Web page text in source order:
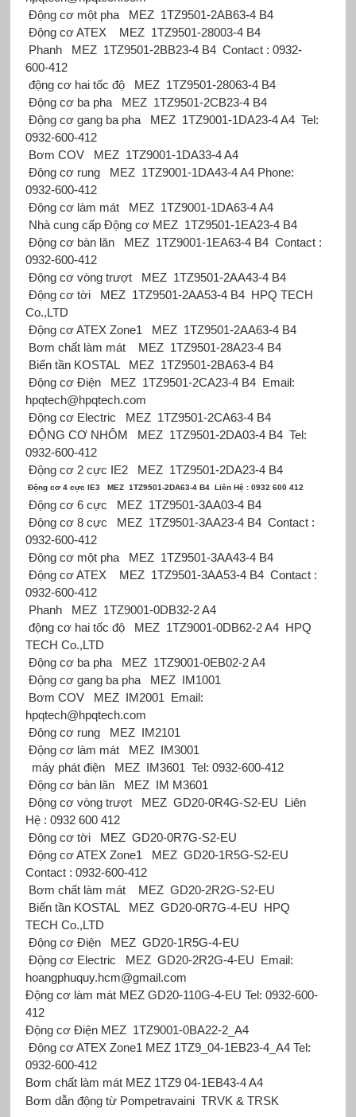
Động cơ một pha
MEZ 1TZ9501-2AB63-4 B4
Động cơ ATEX
MEZ 1TZ9501-28003-4 B4
Phanh
MEZ 1TZ9501-2BB23-4 B4 Contact : 0932-
600-412
động cơ hai tốc độ
MEZ 1TZ9501-28063-4 B4
Động cơ ba pha
MEZ 1TZ9501-2CB23-4 B4
Động cơ gang ba pha
MEZ 1TZ9001-1DA23-4 A4 Tel:
0932-600-412
Bơm COV
MEZ 1TZ9001-1DA33-4 A4
Động cơ rung
MEZ 1TZ9001-1DA43-4 A4 Phone:
0932-600-412
Động cơ làm mát
MEZ 1TZ9001-1DA63-4 A4
Nhà cung cấp Động cơ MEZ 1TZ9501-1EA23-4 B4
Động cơ bàn lăn
MEZ 1TZ9001-1EA63-4 B4 Contact :
0932-600-412
Động cơ vòng trượt
MEZ 1TZ9501-2AA43-4 B4
Động cơ tời
MEZ 1TZ9501-2AA53-4 B4 HPQ TECH
Co.,LTD
Động cơ ATEX Zone1
MEZ 1TZ9501-2AA63-4 B4
Bơm chất làm mát
MEZ 1TZ9501-28A23-4 B4
Biến tần KOSTAL
MEZ 1TZ9501-2BA63-4 B4
Động cơ Điện
MEZ 1TZ9501-2CA23-4 B4 Email:
hpqtech@hpqtech.com
Động cơ Electric
MEZ 1TZ9501-2CA63-4 B4
ĐỘNG CƠ NHÔM
MEZ 1TZ9501-2DA03-4 B4 Tel:
0932-600-412
Động cơ 2 cực IE2
MEZ 1TZ9501-2DA23-4 B4
Động cơ 4 cực IE3 MEZ 1TZ9501-2DA63-4 B4 Liên Hệ : 0932 600 412
Động cơ 6 cực MEZ 1TZ9501-3AA03-4 B4
Động cơ 8 cực
MEZ 1TZ9501-3AA23-4 B4 Contact :
0932-600-412
Động cơ một pha
MEZ 1TZ9501-3AA43-4 B4
Động cơ ATEX
MEZ 1TZ9501-3AA53-4 B4 Contact :
0932-600-412
Phanh
MEZ 1TZ9001-0DB32-2 A4
động cơ hai tốc độ
MEZ 1TZ9001-0DB62-2 A4 HPQ
TECH Co.,LTD
Động cơ ba pha
MEZ 1TZ9001-0EB02-2 A4
Động cơ gang ba pha
MEZ IM1001
Bơm COV
MEZ IM2001 Email:
hpqtech@hpqtech.com
Động cơ rung
MEZ IM2101
Động cơ làm mát
MEZ IM3001
máy phát điện
MEZ IM3601 Tel: 0932-600-412
Động cơ bàn lăn
MEZ IM M3601
Động cơ vòng trượt
MEZ GD20-0R4G-S2-EU Liên
Hệ : 0932 600 412
Động cơ tời
MEZ GD20-0R7G-S2-EU
Động cơ ATEX Zone1
MEZ GD20-1R5G-S2-EU
Contact : 0932-600-412
Bơm chất làm mát
MEZ GD20-2R2G-S2-EU
Biến tần KOSTAL
MEZ GD20-0R7G-4-EU HPQ
TECH Co.,LTD
Động cơ Điện
MEZ GD20-1R5G-4-EU
Động cơ Electric
MEZ GD20-2R2G-4-EU Email:
hoangphuquy.hcm@gmail.com
Động cơ làm mát MEZ GD20-110G-4-EU Tel: 0932-600-
412
Động cơ Điện MEZ1TZ9001-0BA22-2_A4
Động cơ ATEX Zone1 MEZ 1TZ9_04-1EB23-4_A4 Tel:
0932-600-412
Bơm chất làm mát MEZ1TZ9 04-1EB43-4 A4
Bơm dẫn động từ PompetravainiTRVK & TRSK